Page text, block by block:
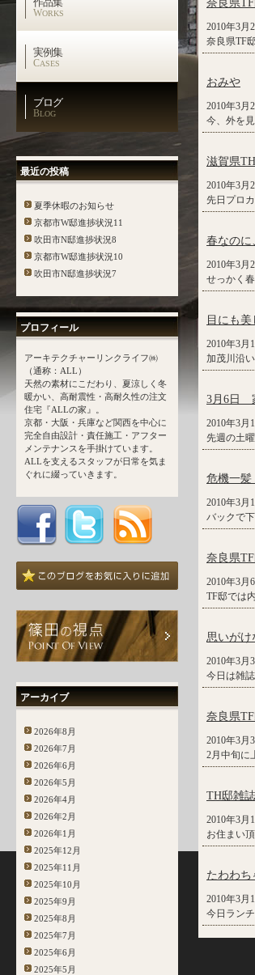
WORKS
実例集
CASES
ブログ
BLOG
最近の投稿
夏季休暇のお知らせ
京都市W邸進捗状況11
吹田市N邸進捗状況8
京都市W邸進捗状況10
吹田市N邸進捗状況7
プロフィール
アーキテクチャーリンクライフ㈱
（通称：ALL）
天然の素材にこだわり、夏涼しく冬
暖かい、高耐震性・高耐久性の注文
住宅『ALLの家』。
京都・大阪・兵庫など関西を中心に
完全自由設計・責任施工・アフター
メンテナンスを手掛けています。
ALLを支えるスタッフが日常を気ま
ぐれに綴っていきます。
アーカイブ
2026年8月
2026年7月
2026年6月
2026年5月
2026年4月
2026年2月
2026年1月
2025年12月
2025年11月
2025年10月
2025年9月
2025年8月
2025年7月
2025年6月
2025年5月
奈良県
2010年3月
奈良県TF
おみや
2010年3月
今、外を
滋賀県
2010年3月
先日プロ
春なのに
2010年3月
せっかく
目にも
2010年3月
加茂川沿
3月6日
2010年3月
先週の土
危機一髪
2010年3月
バックで
奈良県
2010年3月
TF邸では
思いが
2010年3月
今日は雑
奈良県
2010年3月
2月中旬に
TH邸雑
2010年3月
お住まい
たわわち
2010年3月
今日ラン